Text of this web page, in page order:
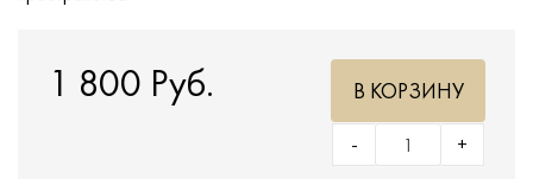
1 800 Руб.
+
-
В КОРЗИНУ